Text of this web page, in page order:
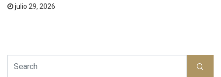
julio 29, 2026